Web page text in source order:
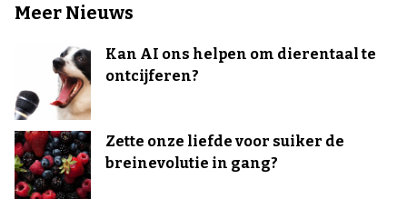
Meer Nieuws
Kan AI ons helpen om dierentaal te
ontcijferen?
Zette onze liefde voor suiker de
breinevolutie in gang?